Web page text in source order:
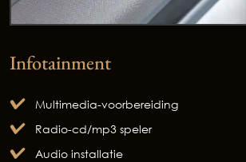
Infotainment
Multimedia-voorbereiding
Radio-cd/mp3 speler
Audio installatie